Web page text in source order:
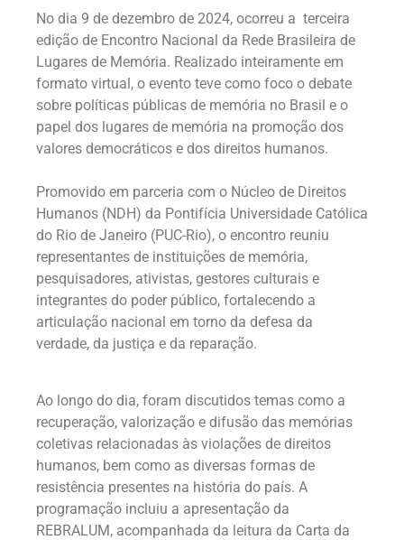
No dia 9 de dezembro de 2024, ocorreu a terceira
edição de Encontro Nacional da Rede Brasileira de
Lugares de Memória. Realizado inteiramente em
formato virtual, o evento teve como foco o debate
sobre políticas públicas de memória no Brasil e o
papel dos lugares de memória na promoção dos
valores democráticos e dos direitos humanos.
Promovido em parceria com o Núcleo de Direitos
Humanos (NDH) da Pontifícia Universidade Católica
do Rio de Janeiro (PUC-Rio), o encontro reuniu
representantes de instituições de memória,
pesquisadores, ativistas, gestores culturais e
integrantes do poder público, fortalecendo a
articulação nacional em torno da defesa da
verdade, da justiça e da reparação.
Ao longo do dia, foram discutidos temas como a
recuperação, valorização e difusão das memórias
coletivas relacionadas às violações de direitos
humanos, bem como as diversas formas de
resistência presentes na história do país. A
programação incluiu a apresentação da
REBRALUM, acompanhada da leitura da Carta da